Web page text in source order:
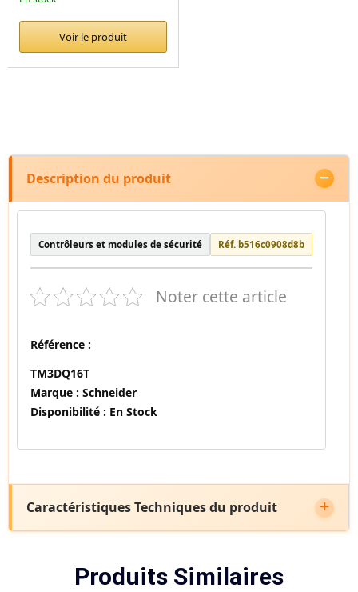
Voir le produit
Description du produit
Contrôleurs et modules de sécurité Réf. b516c0908d8b
Noter cette article
Référence :
TM3DQ16T
Marque : Schneider
Disponibilité : En Stock
Caractéristiques Techniques du produit
Produits Similaires